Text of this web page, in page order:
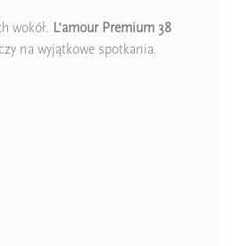
wokół. L’amour Premium 38
na wyjątkowe spotkania.